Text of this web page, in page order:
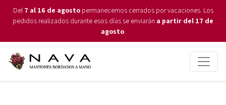
Del 7 al 16 de agostopermanecemos cerrados por vacaciones. Los
pedidos realizados durante esos días se enviarán a partir del 17 de
agosto.